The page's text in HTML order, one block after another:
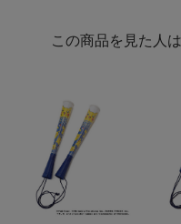
この商品を見た人